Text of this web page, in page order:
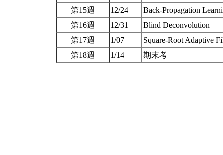
第15週
12/24
Back-Propagation
第16週
12/31
Blind Deconvolution
第17週
1/07
Square-Root Adaptive
第18週
1/14 期末考